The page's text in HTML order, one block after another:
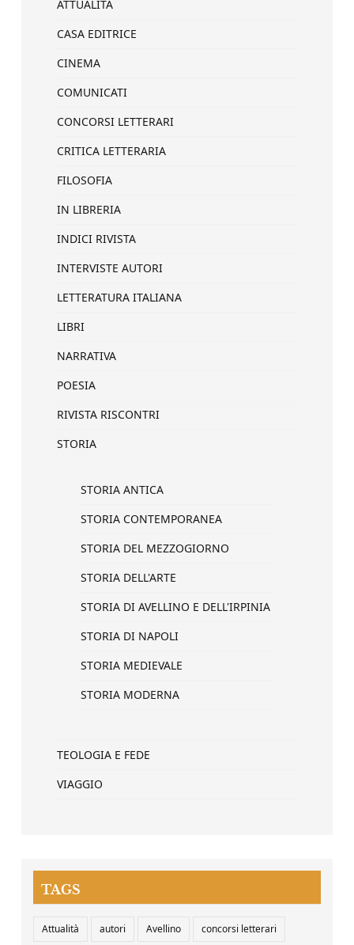
ATTUALITÀ
CASA EDITRICE
CINEMA
COMUNICATI
CONCORSI LETTERARI
CRITICA LETTERARIA
FILOSOFIA
IN LIBRERIA
INDICI RIVISTA
INTERVISTE AUTORI
LETTERATURA ITALIANA
LIBRI
NARRATIVA
POESIA
RIVISTA RISCONTRI
STORIA
STORIA ANTICA
STORIA CONTEMPORANEA
STORIA DEL MEZZOGIORNO
STORIA DELL'ARTE
STORIA DI AVELLINO E DELL'IRPINIA
STORIA DI NAPOLI
STORIA MEDIEVALE
STORIA MODERNA
TEOLOGIA E FEDE
VIAGGIO
TAGS
Attualità autori Avellino concorsi letterari